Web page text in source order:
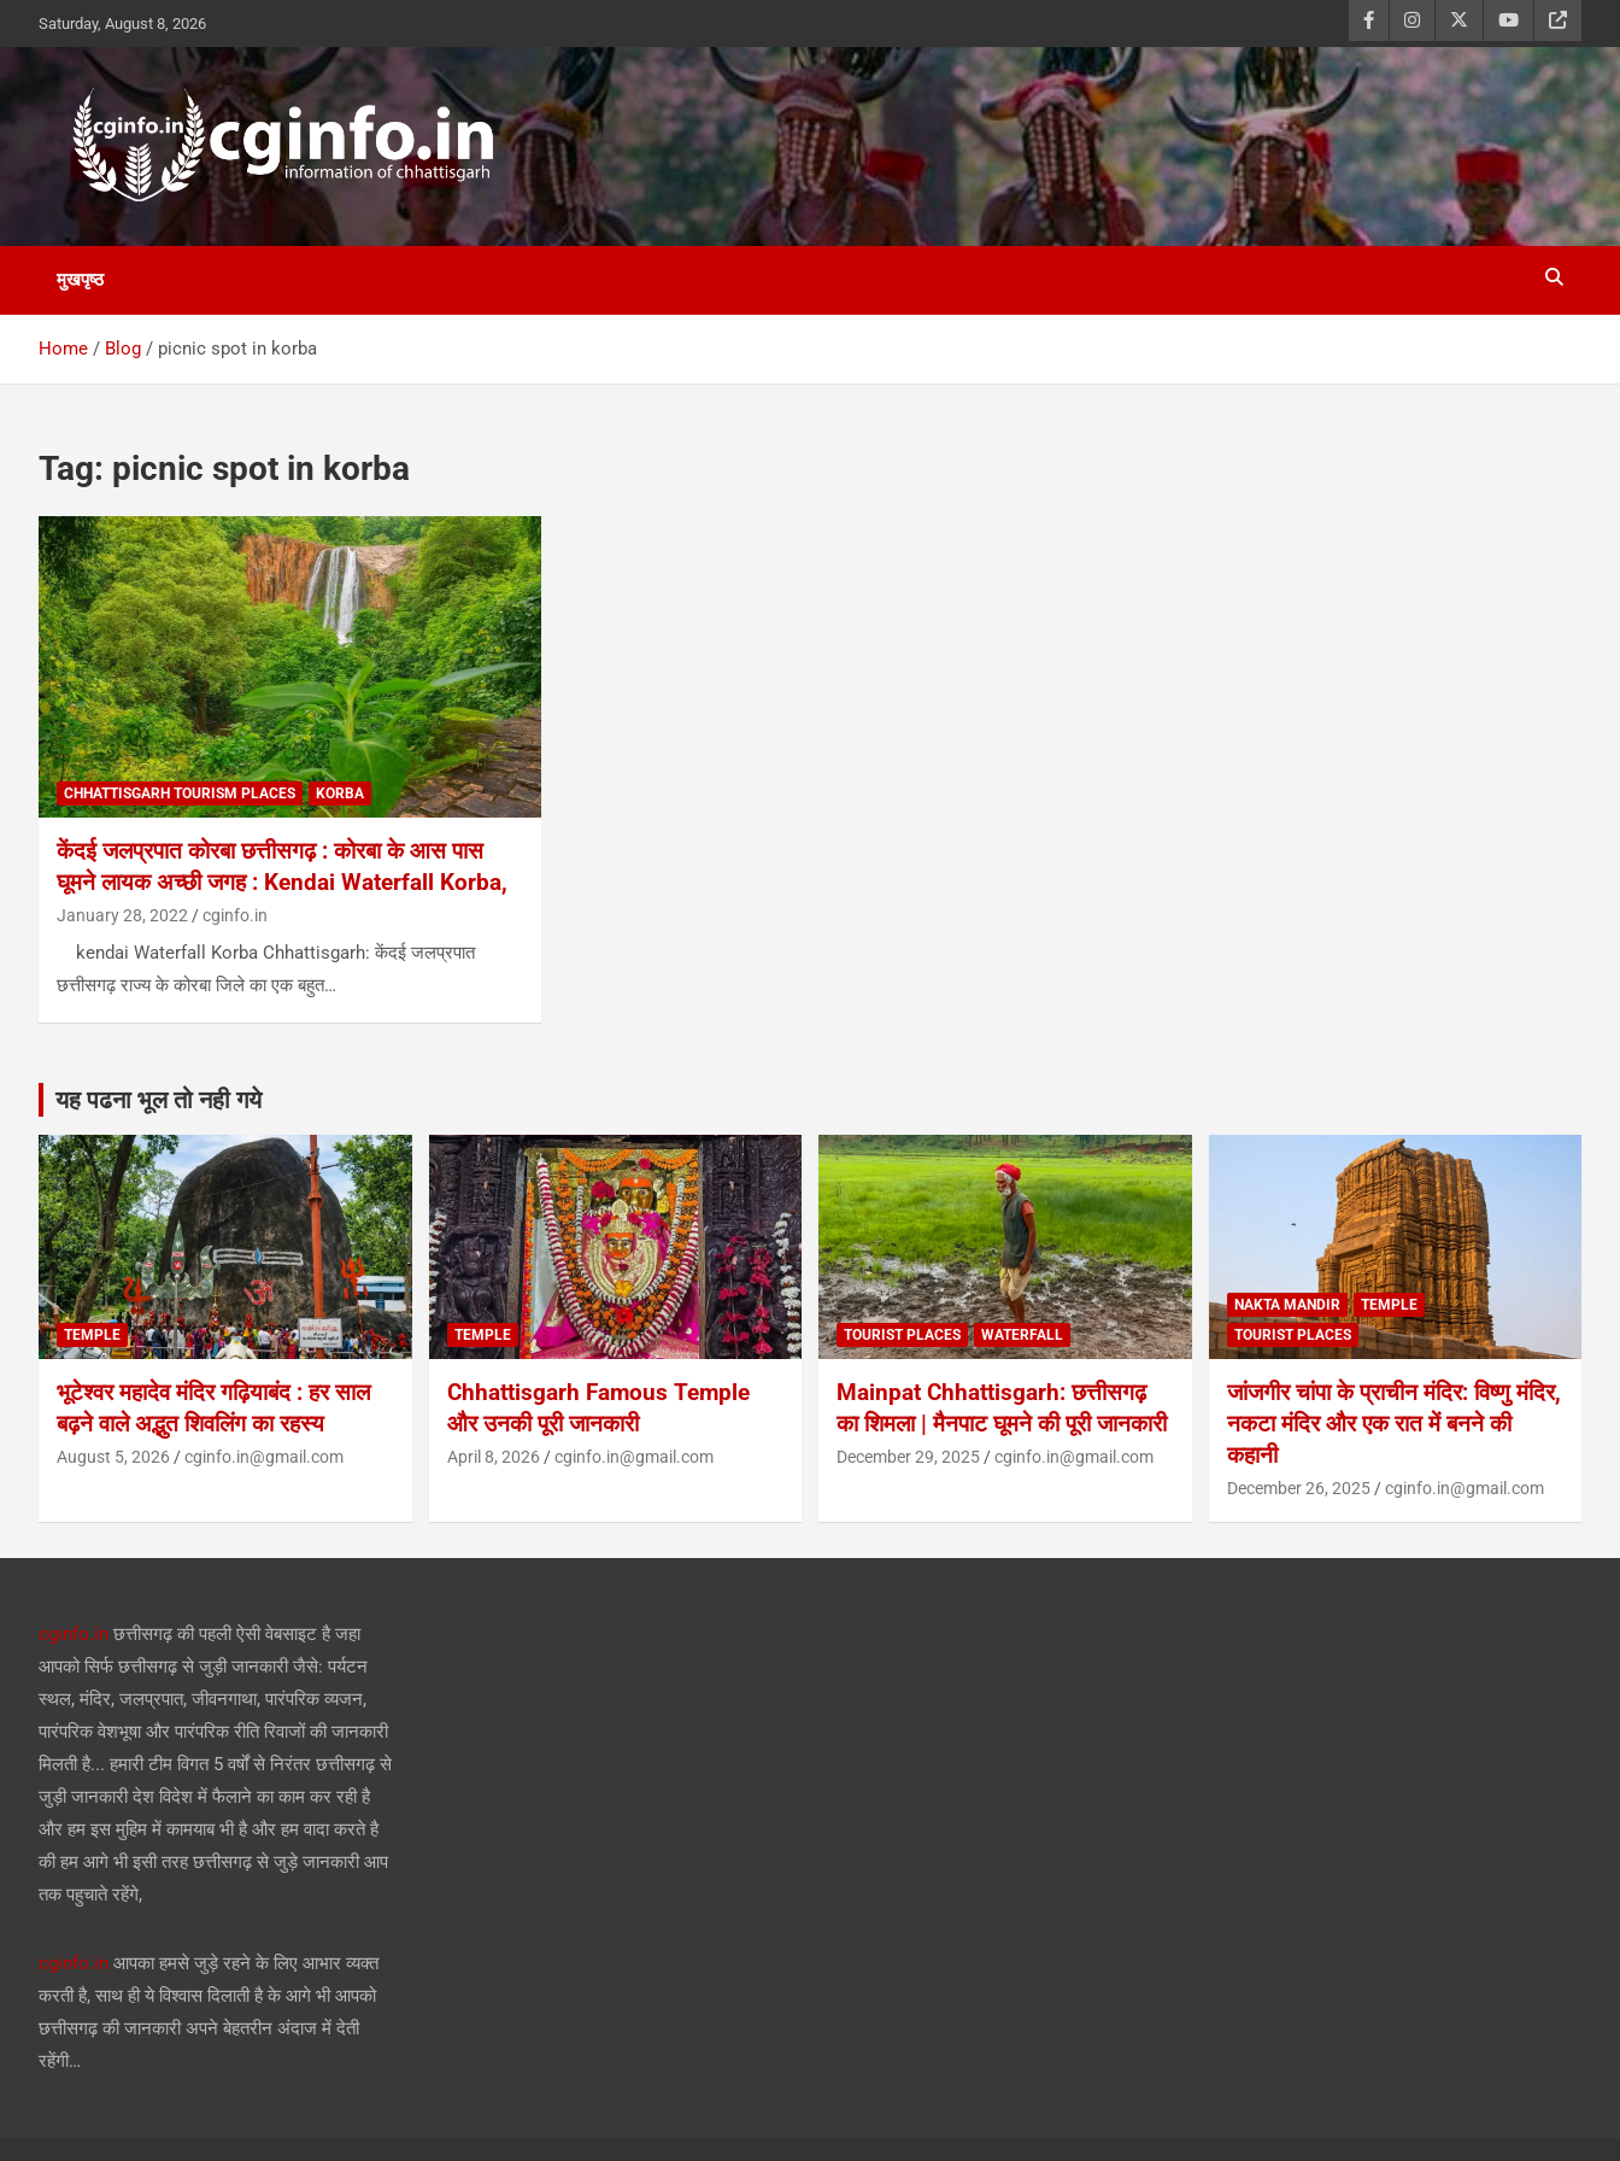
content
Saturday, August 8, 2026
cginfo.in
information of Chhattisgarh
मुखपृष्ठ
Home Blog picnic spot in korba
Tag: picnic spot in korba
CHHATTISGARH TOURISM PLACES KORBA
केंदई जलप्रपात कोरबा छत्तीसगढ़ : कोरबा के आस पास
घूमने लायक अच्छी जगह : Kendai Waterfall Korba,
January 28, 2022 cginfo.in
kendai Waterfall Korba Chhattisgarh: केंदई जलप्रपात
छत्तीसगढ़ राज्य के कोरबा जिले का एक बहुत…
यह पढना भूल तो नही गये
TEMPLE
भूटेश्वर महादेव मंदिर गढ़ियाबंद : हर साल
बढ़ने वाले अद्भुत शिवलिंग का रहस्य
August 5, 2026 cginfo.in@gmail.com
TEMPLE
Chhattisgarh Famous Temple
और उनकी पूरी जानकारी
April 8, 2026 cginfo.in@gmail.com
TOURIST PLACES WATERFALL
Mainpat Chhattisgarh: छत्तीसगढ़
का शिमला | मैनपाट घूमने की पूरी जानकारी
December 29, 2025 cginfo.in@gmail.com
NAKTA MANDIR
TEMPLE
TOURIST PLACES
जांजगीर चांपा के प्राचीन मंदिर: विष्णु मंदिर,
नकटा मंदिर और एक रात में बनने की
कहानी
December 26, 2025 cginfo.in@gmail.com
cginfo.in छत्तीसगढ़ की पहली ऐसी वेबसाइट है जहा
आपको सिर्फ छत्तीसगढ़ से जुड़ी जानकारी जैसे: पर्यटन
स्थल, मंदिर, जलप्रपात, जीवनगाथा, पारंपरिक व्यजन,
पारंपरिक वेशभूषा और पारंपरिक रीति रिवाजों की जानकारी
मिलती है... हमारी टीम विगत 5 वर्षों से निरंतर छत्तीसगढ़ से
जुड़ी जानकारी देश विदेश में फैलाने का काम कर रही है
और हम इस मुहिम में कामयाब भी है और हम वादा करते है
की हम आगे भी इसी तरह छत्तीसगढ़ से जुड़े जानकारी आप
तक पहुचाते रहेंगे,
cginfo.in आपका हमसे जुड़े रहने के लिए आभार व्यक्त
करती है, साथ ही ये विश्वास दिलाती है के आगे भी आपको
छत्तीसगढ़ की जानकारी अपने बेहतरीन अंदाज में देती
रहेंगी…